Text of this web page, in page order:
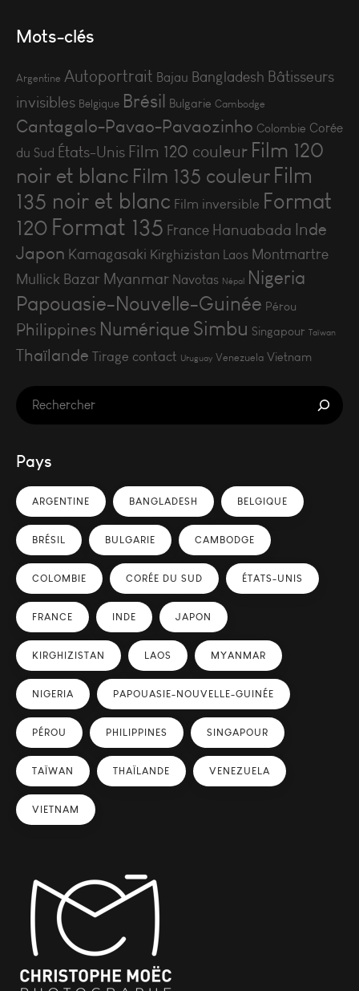
Mots-clés
Argentine Autoportrait Bajau Bangladesh Bâtisseurs
invisibles Belgique Brésil Bulgarie Cambodge
Cantagalo-Pavao-Pavaozinho Colombie Corée
du Sud États-Unis Film 120 couleur Film 120
noir et blanc Film 135 couleurFilm
135 noir et blanc Film inversible Format
120 Format 135 France Hanuabada Inde
Japon Kamagasaki Kirghizistan Laos Montmartre
Mullick Bazar Myanmar Navotas Népal Nigeria
Papouasie-Nouvelle-Guinée Pérou
Philippines Numérique Simbu Singapour Taïwan
Thaïlande Tirage contact Uruguay Venezuela Vietnam
Pays
ARGENTINE BANGLADESH BELGIQUE
BRÉSIL BULGARIE CAMBODGE
COLOMBIE CORÉE DU SUD ÉTATS-UNIS
FRANCE INDE JAPON
KIRGHIZISTAN LAOS MYANMAR
NIGERIA PAPOUASIE-NOUVELLE-GUINÉE
PÉROU PHILIPPINES SINGAPOUR
TAÏWAN THAÏLANDE VENEZUELA
VIETNAM